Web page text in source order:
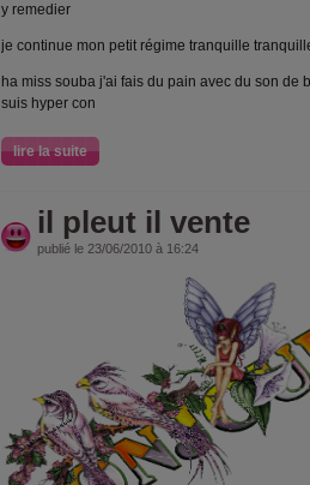
y remedier
je continue mon petit régime tranquille
ha miss souba j'ai fais du pain avec du son de
suis hyper con
lire la suite
il pleut il vente
publié le 23/06/2010 à 16:24